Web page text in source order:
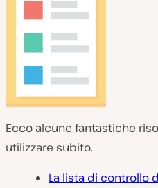
Ecco alcune fantastiche
utilizzare subito.
La lista di controllo